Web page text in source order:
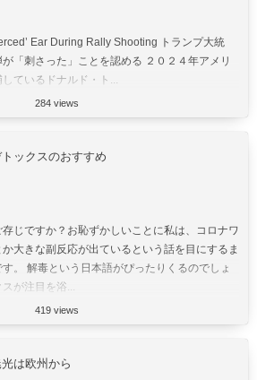
Ear During Rally Shooting トランプ大統
「刺さった」ことを認める ２０２４年アメリ
ているドナルド・ト...
284 views
ックスのおすすめ
じですか？お恥ずかしいことに私は、コロナワ
大きな副反応が出ているという話を目にするま
。 解毒という日本語がぴったりくるのでしょ
が注目を浴...
419 views
は欧州から